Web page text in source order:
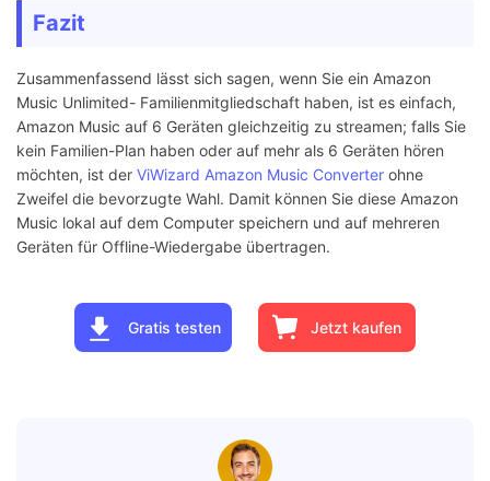
Fazit
Zusammenfassend lässt sich sagen, wenn Sie ein Amazon
Music Unlimited- Familienmitgliedschaft haben, ist es einfach,
Amazon Music auf 6 Geräten gleichzeitig zu streamen; falls Sie
kein Familien-Plan haben oder auf mehr als 6 Geräten hören
möchten, ist der ViWizard Amazon Music Converter ohne
Zweifel die bevorzugte Wahl. Damit können Sie diese Amazon
Music lokal auf dem Computer speichern und auf mehreren
Geräten für Offline-Wiedergabe übertragen.
Gratis testen Jetzt kaufen